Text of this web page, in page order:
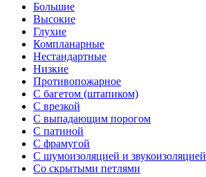
Большие
Высокие
Глухие
Компланарные
Нестандартные
Низкие
Противопожарное
С багетом (штапиком)
С врезкой
С выпадающим порогом
С патиной
С фрамугой
С шумоизоляцией и звукоизоляцией
Со скрытыми петлями